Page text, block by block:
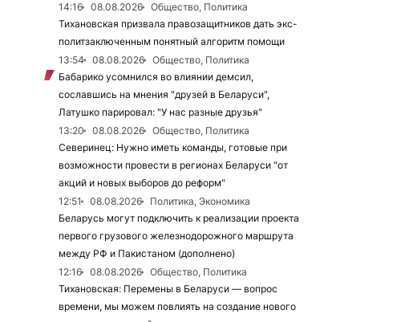
14:16
08.08.2026
Общество, Политика
Тихановская призвала правозащитников дать экс-
политзаключенным понятный алгоритм помощи
13:54
08.08.2026
Общество, Политика
Бабарико усомнился во влиянии демсил,
сославшись на мнения "друзей в Беларуси",
Латушко парировал: "У нас разные друзья"
13:20
08.08.2026
Общество, Политика
Северинец: Нужно иметь команды, готовые при
возможности провести в регионах Беларуси "от
акций и новых выборов до реформ"
12:51
08.08.2026
Политика, Экономика
Беларусь могут подключить к реализации проекта
первого грузового железнодорожного маршрута
между РФ и Пакистаном (дополнено)
12:16
08.08.2026
Общество, Политика
Тихановская: Перемены в Беларуси — вопрос
времени, мы можем повлиять на создание нового